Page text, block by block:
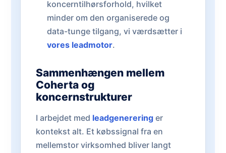
koncerntilhørsforhold, hvilket
minder om den organiserede og
data-tunge tilgang, vi værdsætter i
vores leadmotor.
Sammenhængen mellem
Coherta og
koncernstrukturer
I arbejdet med leadgenerering er
kontekst alt. Et købssignal fra en
mellemstor virksomhed bliver langt